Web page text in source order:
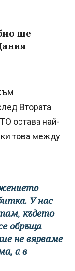
ще
Втората
остава най-
това между
У нас
където
обръща
не вярваме
а в